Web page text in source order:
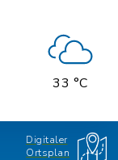
33 °C
Digitaler
Ortsplan